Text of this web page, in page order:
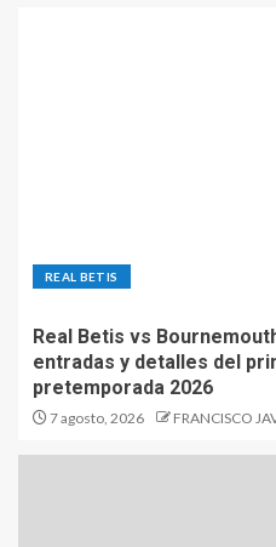
REAL BETIS
Real Betis vs
entradas y detalles del
pretemporada 2026
7 agosto, 2026 FRANCISCO